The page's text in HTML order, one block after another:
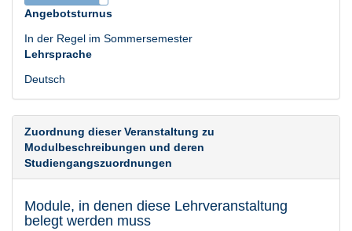
Angebotsturnus
In der Regel im Sommersemester
Lehrsprache
Deutsch
Zuordnung dieser Veranstaltung zu
Modulbeschreibungen und deren
Studiengangszuordnungen
Module, in denen diese Lehrveranstaltung
belegt werden muss